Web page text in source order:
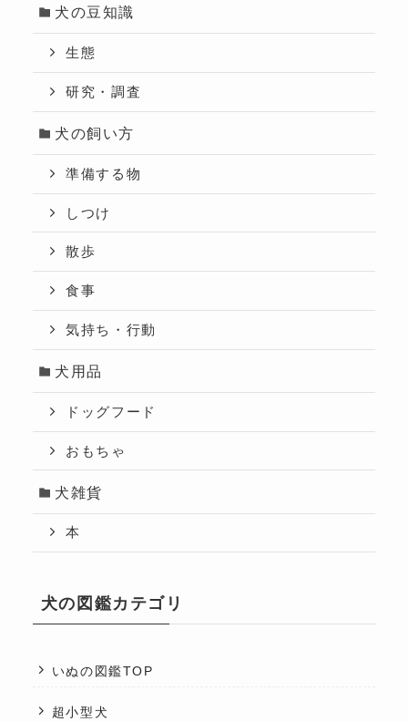
犬の豆知識
生態
研究・調査
犬の飼い方
準備する物
しつけ
散歩
食事
気持ち・行動
犬用品
ドッグフード
おもちゃ
犬雑貨
本
犬の図鑑カテゴリ
いぬの図鑑TOP
超小型犬